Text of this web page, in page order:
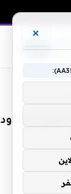
حرس الحدود
×